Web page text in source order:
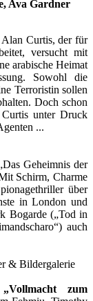
Ava Gardner
Curtis, der für
versucht mit
arabische Heimat
Sowohl die
Terroristin sollen
Doch schon
unter Druck
...
Geheimnis der
Schirm, Charme
über
in London und
Bogarde („Tod in
auch
& Bildergalerie
zum